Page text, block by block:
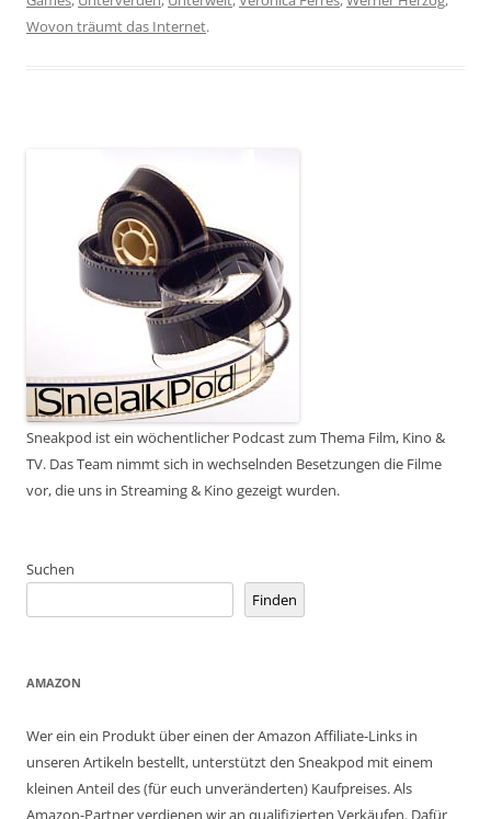
Wovon träumt das Internet.
Sneakpod ist ein wöchentlicher Podcast zum Thema Film, Kino &
TV. Das Team nimmt sich in wechselnden Besetzungen die Filme
vor, die uns in Streaming & Kino gezeigt wurden.
Suchen
Finden
AMAZON
Wer ein ein Produkt über einen der Amazon Affiliate-Links in
unseren Artikeln bestellt, unterstützt den Sneakpod mit einem
kleinen Anteil des (für euch unveränderten) Kaufpreises. Als
Amazon-Partner verdienen wir an qualifizierten Verkäufen. Dafür